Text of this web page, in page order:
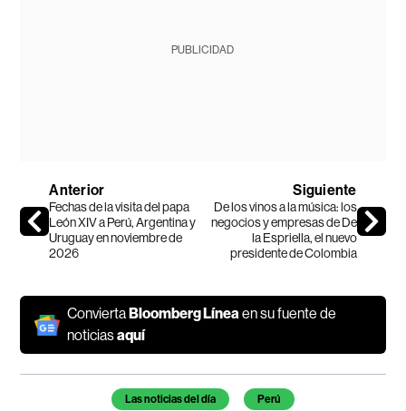
PUBLICIDAD
Anterior
Fechas de la visita del papa
León XIV a Perú, Argentina y
Uruguay en noviembre de
2026
Siguiente
De los vinos a la música: los
negocios y empresas de De
la Espriella, el nuevo
presidente de Colombia
Convierta Bloomberg Líneaen su fuente de
noticiasaquí
Temas de este artículo
Las noticias del día Perú